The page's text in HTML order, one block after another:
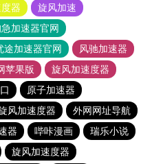
器
旋风加速
加速器官网
途加速器官网
风驰加速器
苹果版
旋风加速度器
原子加速器
风加速度器
外网网址导航
器 哔咔漫画
瑞乐小说
旋风加速度器